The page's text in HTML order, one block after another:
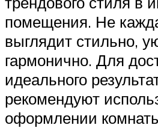
помещения. Не
выглядит стильно,
гармонично. Для
идеального
рекомендуют
оформлении